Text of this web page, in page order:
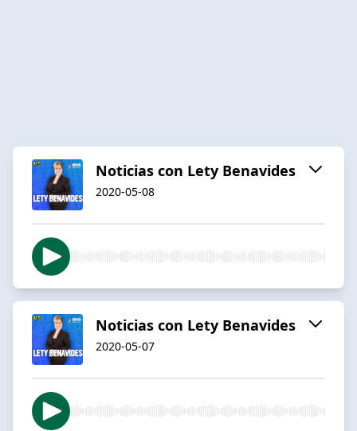
Noticias con Lety Benavides
2020-05-08
Noticias con Lety Benavides
2020-05-07